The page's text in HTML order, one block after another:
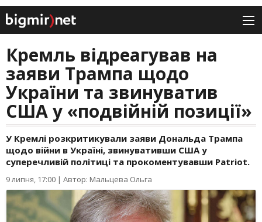
Кремль відреагував на
заяви Трампа щодо
України та звинуватив
США у «подвійній позиції»
У Кремлі розкритикували заяви Дональда Трампа
щодо війни в Україні, звинувативши США у
суперечливій політиці та прокоментувавши Patriot.
9 липня, 17:00 | Автор: Мальцева Ольга